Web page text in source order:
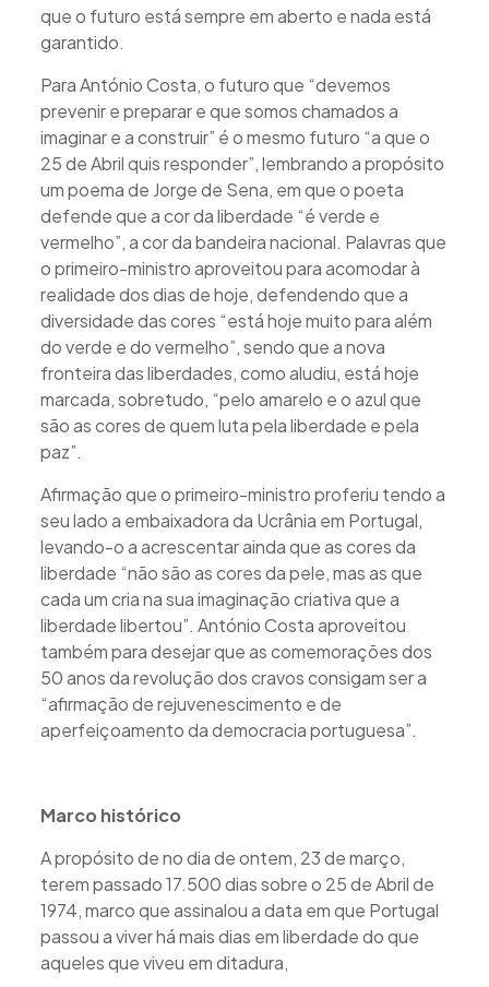
que o futuro está sempre em aberto e nada está
garantido.
Para António Costa, o futuro que “devemos
prevenir e preparar e que somos chamados a
imaginar e a construir” é o mesmo futuro “a que o
25 de Abril quis responder”, lembrando a propósito
um poema de Jorge de Sena, em que o poeta
defende que a cor da liberdade “é verde e
vermelho”, a cor da bandeira nacional. Palavras que
o primeiro-ministro aproveitou para acomodar à
realidade dos dias de hoje, defendendo que a
diversidade das cores “está hoje muito para além
do verde e do vermelho”, sendo que a nova
fronteira das liberdades, como aludiu, está hoje
marcada, sobretudo, “pelo amarelo e o azul que
são as cores de quem luta pela liberdade e pela
paz”.
Afirmação que o primeiro-ministro proferiu tendo a
seu lado a embaixadora da Ucrânia em Portugal,
levando-o a acrescentar ainda que as cores da
liberdade “não são as cores da pele, mas as que
cada um cria na sua imaginação criativa que a
liberdade libertou”. António Costa aproveitou
também para desejar que as comemorações dos
50 anos da revolução dos cravos consigam ser a
“afirmação de rejuvenescimento e de
aperfeiçoamento da democracia portuguesa”.
Marco histórico
A propósito de no dia de ontem, 23 de março,
terem passado 17.500 dias sobre o 25 de Abril de
1974, marco que assinalou a data em que Portugal
passou a viver há mais dias em liberdade do que
aqueles que viveu em ditadura,